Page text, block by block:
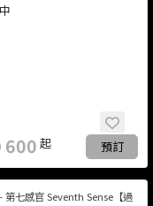
600 起 預訂
第七感官 Seventh Sense【過